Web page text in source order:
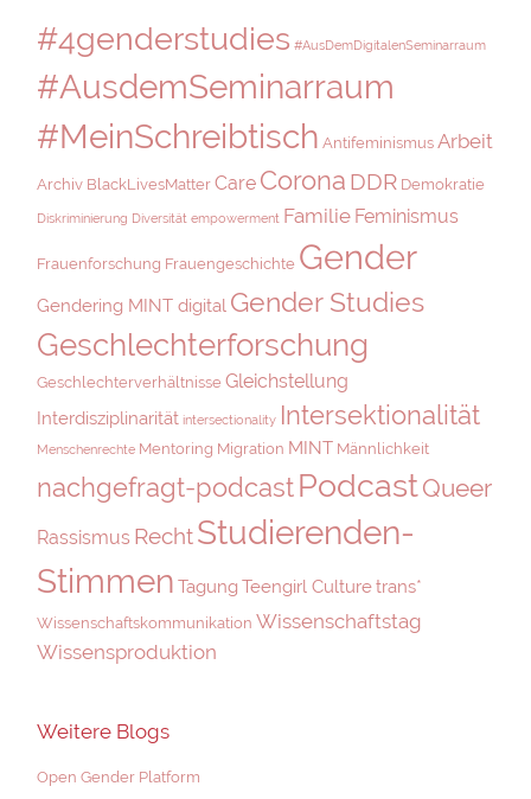
#4genderstudies #AusDemDigitalenSeminarraum
#AusdemSeminarraum
#MeinSchreibtisch Antifeminismus Arbeit
Archiv BlackLivesMatter Care Corona DDR Demokratie
Diskriminierung Diversität empowerment Familie Feminismus
Frauenforschung Frauengeschichte Gender
Gendering MINT digital Gender Studies
Geschlechterforschung
Geschlechterverhältnisse Gleichstellung
Interdisziplinarität intersectionality Intersektionalität
Menschenrechte Mentoring Migration MINT Männlichkeit
nachgefragt-podcastPodcastQueer
Rassismus RechtStudierenden-
Stimmen Tagung Teengirl Culturetrans*
Wissenschaftskommunikation Wissenschaftstag
Wissensproduktion
Weitere Blogs
Open Gender Platform